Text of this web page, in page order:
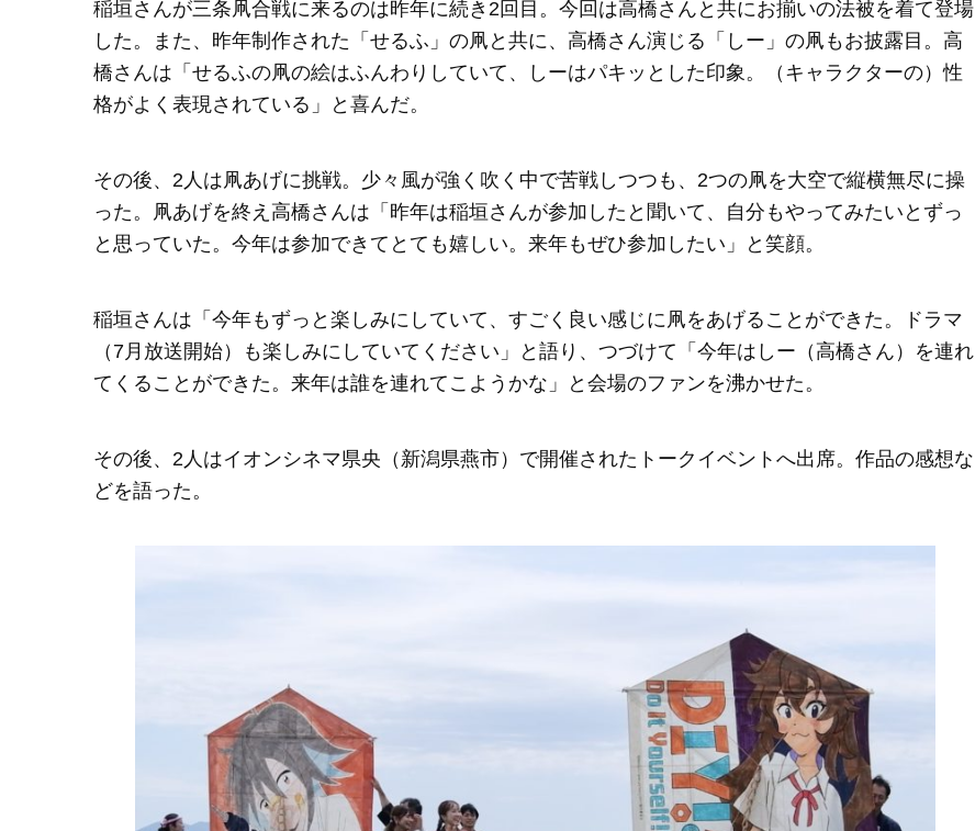
稲垣さんが三条凧合戦に来るのは昨年に続き2回目。今回は高橋さんと共にお揃いの法被を着て登場
した。また、昨年制作された「せるふ」の凧と共に、高橋さん演じる「しー」の凧もお披露目。高
橋さんは「せるふの凧の絵はふんわりしていて、しーはパキッとした印象。（キャラクターの）性
格がよく表現されている」と喜んだ。
その後、2人は凧あげに挑戦。少々風が強く吹く中で苦戦しつつも、2つの凧を大空で縦横無尽に操
った。凧あげを終え高橋さんは「昨年は稲垣さんが参加したと聞いて、自分もやってみたいとずっ
と思っていた。今年は参加できてとても嬉しい。来年もぜひ参加したい」と笑顔。
稲垣さんは「今年もずっと楽しみにしていて、すごく良い感じに凧をあげることができた。ドラマ
（7月放送開始）も楽しみにしていてください」と語り、つづけて「今年はしー（高橋さん）を連れ
てくることができた。来年は誰を連れてこようかな」と会場のファンを沸かせた。
その後、2人はイオンシネマ県央（新潟県燕市）で開催されたトークイベントへ出席。作品の感想な
どを語った。